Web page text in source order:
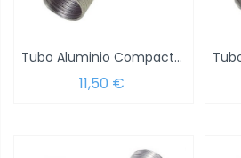
Tubo Aluminio Compacto Gris Ø 100 mm. / 5...
11,50 €